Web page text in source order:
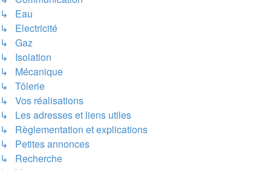
↳ Eau
↳ Electricité
↳ Gaz
↳ Isolation
↳ Mécanique
↳ Tôlerie
↳ Vos réalisations
↳ Les adresses et liens utiles
↳ Règlementation et explications
↳ Petites annonces
↳ Recherche